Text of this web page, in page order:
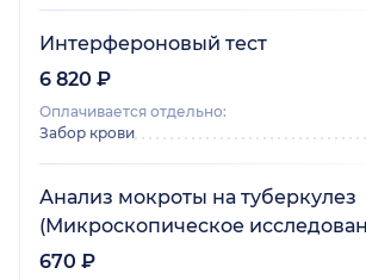
Интерфероновый тест
6 820 ₽
Оплачивается отдельно:
Забор крови
Анализ мокроты на туберкулез
(Микроскопическое
670 ₽